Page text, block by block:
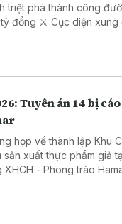
Nga - Ukraine tiếp
Tuyên án 14 bị
họp về thành lập Khu
thực phẩm giả tại
kiện giải giáp